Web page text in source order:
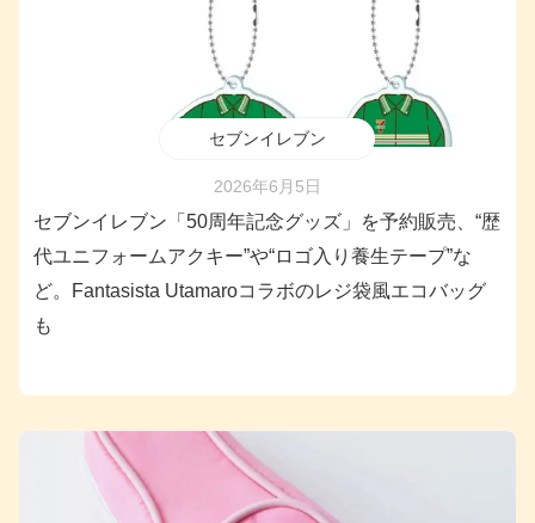
セブンイレブン
2026年6月5日
セブンイレブン「50周年記念グッズ」を予約販売、“歴
代ユニフォームアクキー”や“ロゴ入り養生テープ”な
ど。Fantasista Utamaroコラボのレジ袋風エコバッグ
も